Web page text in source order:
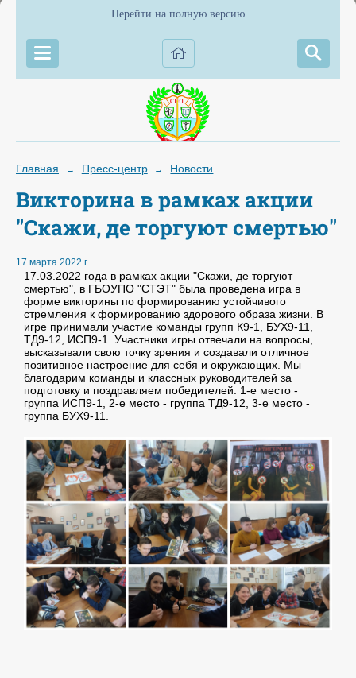
Перейти на полную версию
Главная → Пресс-центр → Новости
Викторина в рамках акции
"Скажи, де торгуют смертью"
17 марта 2022 г.
17.03.2022 года в рамках акции "Скажи, де торгуют
смертью", в ГБОУПО "СТЭТ" была проведена игра в
форме викторины по формированию устойчивого
стремления к формированию здорового образа жизни. В
игре принимали участие команды групп К9-1, БУХ9-11,
ТД9-12, ИСП9-1. Участники игры отвечали на вопросы,
высказывали свою точку зрения и создавали отличное
позитивное настроение для себя и окружающих. Мы
благодарим команды и классных руководителей за
подготовку и поздравляем победителей: 1-е место -
группа ИСП9-1, 2-е место - группа ТД9-12, 3-е место -
группа БУХ9-11.